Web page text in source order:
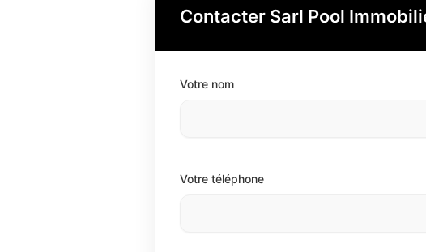
Contacter Sarl Pool
Votre nom
Votre téléphone